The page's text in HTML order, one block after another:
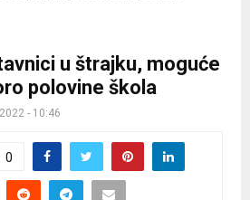
u štrajku, moguće
polovine škola
- 10:46
0